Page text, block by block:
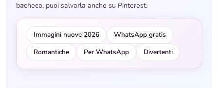
bacheca, puoi salvarla anche su Pinterest.
Immagini nuove 2026
WhatsApp gratis
Romantiche
Per WhatsApp Divertenti